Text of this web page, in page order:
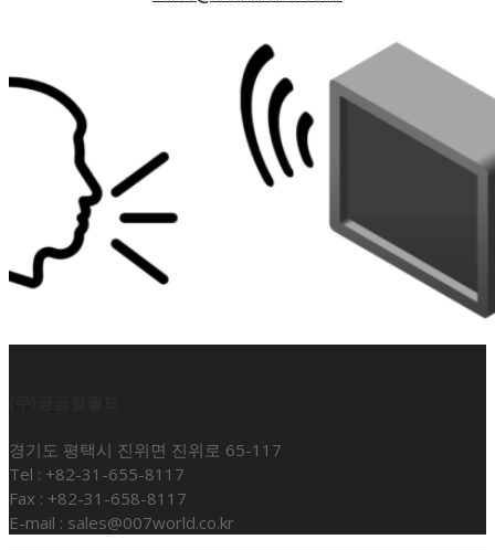
경기도 평택시 진위면 진위로 65-117
Tel : +82-31-655-8117
Fax : +82-31-658-8117
E-mail : sales@007world.co.kr